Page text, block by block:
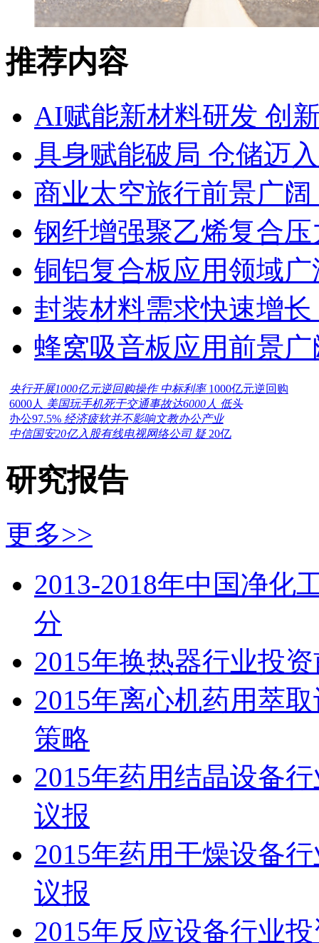
推荐内容
AI赋能新材料研发 创
具身赋能破局 仓储迈
商业太空旅行前景广
钢纤增强聚乙烯复合
铜铝复合板应用领域
封装材料需求快速增
蜂窝吸音板应用前景
央行开展1000亿元逆回购操作 中标利率 1000亿元逆回购
6000人 美国玩手机死于交通事故达6000人 低头
办公97.5% 经济疲软并不影响文教办公产业
中信国安20亿入股有线电视网络公司 疑 20亿
研究报告
更多>>
2013-2018年中国净化
分
2015年换热器行业投
2015年离心机药用萃
策略
2015年药用结晶设备
议报
2015年药用干燥设备
议报
2015年反应设备行业